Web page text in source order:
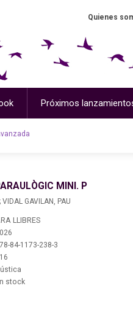
Quienes
Próximos
MINI. P
VIDAL GAVILAN, PAU
LLIBRES
84-1173-238-3
stock